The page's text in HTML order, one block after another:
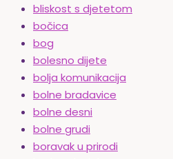
bliskost s djetetom
bočica
bog
bolesno dijete
bolja komunikacija
bolne bradavice
bolne desni
bolne grudi
boravak u prirodi